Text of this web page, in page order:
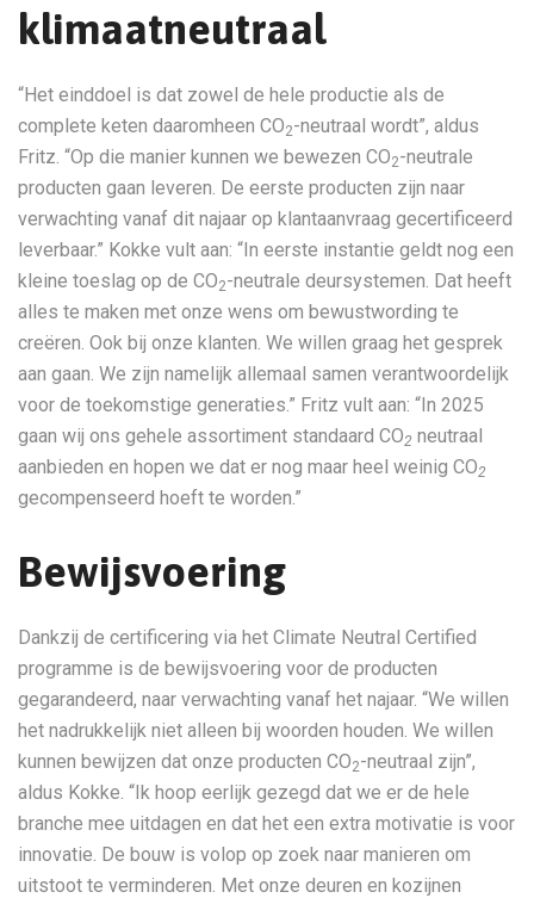
klimaatneutraal
“Het einddoel is dat zowel de hele productie als de
complete keten daaromheen CO2-neutraal wordt”, aldus
Fritz. “Op die manier kunnen we bewezen CO2-neutrale
producten gaan leveren. De eerste producten zijn naar
verwachting vanaf dit najaar op klantaanvraag gecertificeerd
leverbaar.” Kokke vult aan: “In eerste instantie geldt nog een
kleine toeslag op de CO2-neutrale deursystemen. Dat heeft
alles te maken met onze wens om bewustwording te
creëren. Ook bij onze klanten. We willen graag het gesprek
aan gaan. We zijn namelijk allemaal samen verantwoordelijk
voor de toekomstige generaties.” Fritz vult aan: “In 2025
gaan wij ons gehele assortiment standaard CO2 neutraal
aanbieden en hopen we dat er nog maar heel weinig CO2
gecompenseerd hoeft te worden.”
Bewijsvoering
Dankzij de certificering via het Climate Neutral Certified
programme is de bewijsvoering voor de producten
gegarandeerd, naar verwachting vanaf het najaar. “We willen
het nadrukkelijk niet alleen bij woorden houden. We willen
kunnen bewijzen dat onze producten CO2-neutraal zijn”,
aldus Kokke. “Ik hoop eerlijk gezegd dat we er de hele
branche mee uitdagen en dat het een extra motivatie is voor
innovatie. De bouw is volop op zoek naar manieren om
uitstoot te verminderen. Met onze deuren en kozijnen